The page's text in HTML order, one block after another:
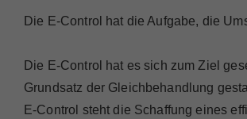
Die E-Control hat die Aufgabe, die
Die E-Control hat es sich zum Ziel
Grundsatz der Gleichbehandlung
E-Control steht die Schaffung eines